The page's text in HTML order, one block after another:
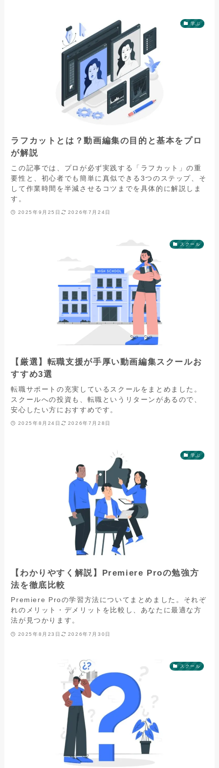
学ぶ
ラフカットとは？動画編集の目的と基本をプロ
が解説
この記事では、プロが必ず実践する「ラフカット」の重
要性と、初心者でも簡単に真似できる3つのステップ、そ
して作業時間を半減させるコツまでを具体的に解説しま
す。
2025年9月25日 2026年7月24日
スクール
【厳選】転職支援が手厚い動画編集スクールお
すすめ3選
転職サポートの充実しているスクールをまとめました。
スクールへの投資も、転職というリターンがあるので、
安心したい方におすすめです。
2025年8月24日 2026年7月28日
学ぶ
【わかりやすく解説】Premiere Proの勉強方
法を徹底比較
Premiere Proの学習方法についてまとめました。それぞ
れのメリット・デメリットを比較し、あなたに最適な方
法が見つかります。
2025年8月23日 2026年7月30日
スクール